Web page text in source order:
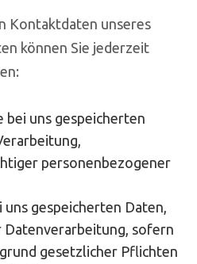
Kontaktdaten unseres
können Sie jederzeit
bei uns gespeicherten
personenbezogener
gespeicherten Daten,
Datenverarbeitung, sofern
gesetzlicher Pflichten